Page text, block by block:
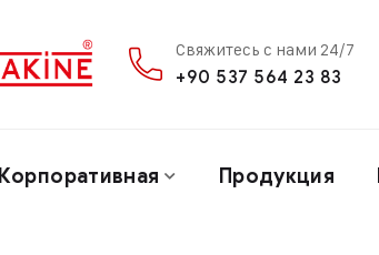
Свяжитесь с нами 24/7
+90 537 564 23 83
Корпоративная Продукция